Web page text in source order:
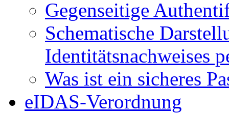
Gegenseitige
Schematische
Identitätsnachweises
Was ist ein sicheres
eIDAS-Verordnung